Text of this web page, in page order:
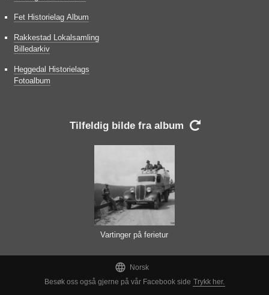
Fet Historielag Album
Rakkestad Lokalsamling
Billedarkiv
Heggedal Historielags
Fotoalbum
Tilfeldig bilde fra album 
Vartinger på ferietur

Norsk
Besøk oss også gjerne på vår Facebook side Trykk her.